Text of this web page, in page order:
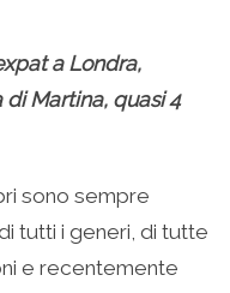
a Londra,
Martina, quasi 4
sono sempre
tutti i generi, di tutte
e recentemente